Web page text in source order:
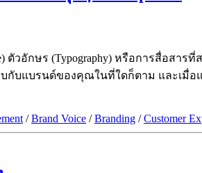
วอักษร (Typography) หรือการสื่อสา
บแบรนด์ของคุณในที่ใดก็ตาม และเมื่
/Brand Voice /Branding /Customer